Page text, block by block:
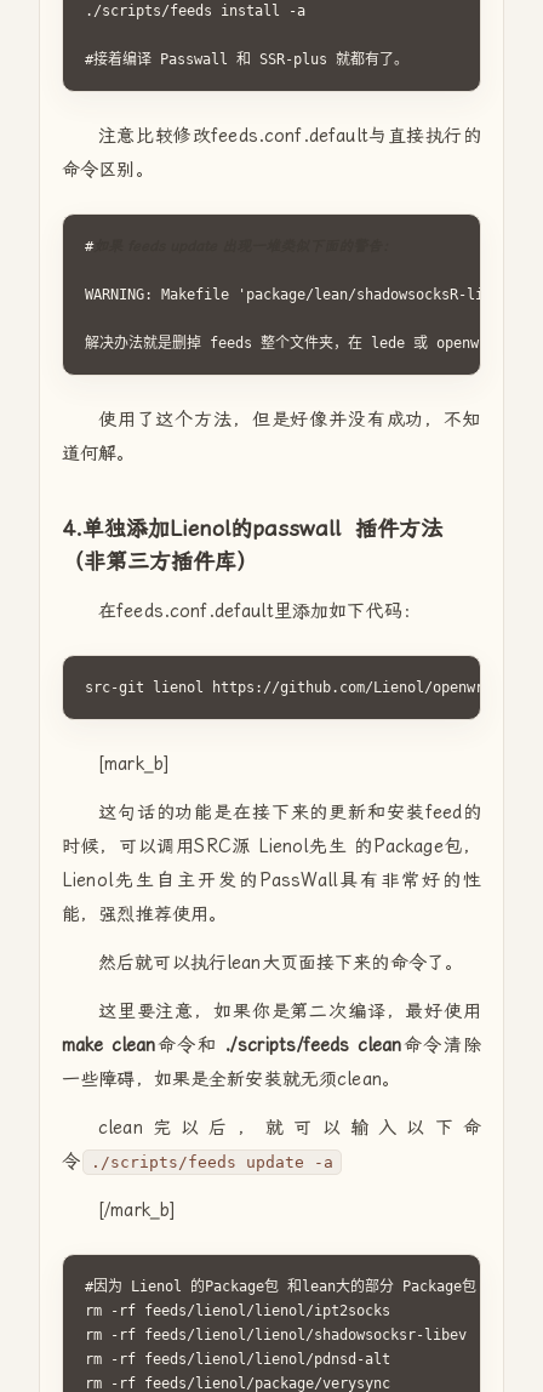
./scripts/feeds install -a
#接着编译 Passwall 和 SSR-plus 就都有了。
注意比较修改feeds.conf.default与直接执行的
命令区别。
#如果 feeds update 出现一堆类似下面的警告：
WARNING: Makefile 'package/lean/shadowsocksR-
解决办法就是删掉 feeds 整个文件夹，在 lede 或 openwrt 目
使用了这个方法，但是好像并没有成功，不知
道何解。
4.单独添加Lienol的passwall 插件方法
（非第三方插件库）
在feeds.conf.default里添加如下代码：
[mark_b]
这句话的功能是在接下来的更新和安装feed的
时候，可以调用SRC源 Lienol先生 的Package包，
Lienol先生自主开发的PassWall具有非常好的性
能，强烈推荐使用。
然后就可以执行lean大页面接下来的命令了。
这里要注意，如果你是第二次编译，最好使用
make clean命令和 ./scripts/feeds clean命令清除
一些障碍，如果是全新安装就无须clean。
clean完以后，就可以输入以下命
令
./scripts/feeds update -a
[/mark_b]
#因为 Lienol 的Package包 和lean大的部分 Package包 冲突，
rm -rf feeds/lienol/lienol/ipt2socks
rm -rf feeds/lienol/lienol/shadowsocksr-libev
rm -rf feeds/lienol/lienol/pdnsd-alt
rm -rf feeds/lienol/package/verysync